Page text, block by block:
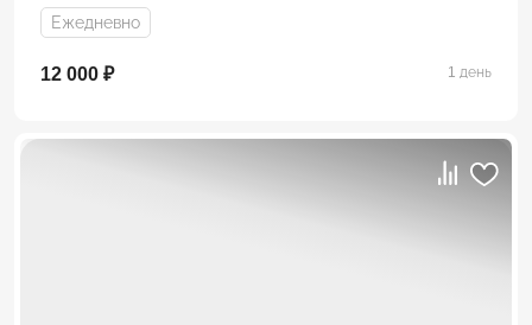
Ежедневно
12 000 ₽ 1 день